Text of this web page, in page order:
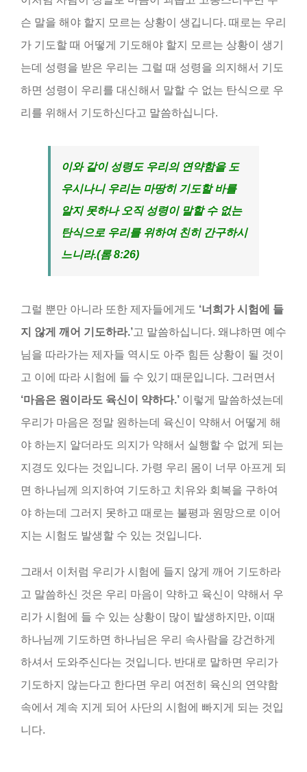
슨 말을 해야 할지 모르는 상황이 생깁니다. 때로는 우리
가 기도할 때 어떻게 기도해야 할지 모르는 상황이 생기
는데 성령을 받은 우리는 그럴 때 성령을 의지해서 기도
하면 성령이 우리를 대신해서 말할 수 없는 탄식으로 우
리를 위해서 기도하신다고 말씀하십니다.
이와 같이 성령도 우리의 연약함을 도
우시나니 우리는 마땅히 기도할 바를
알지 못하나 오직 성령이 말할 수 없는
탄식으로 우리를 위하여 친히 간구하시
느니라.(롬8:26)
그럴 뿐만 아니라 또한 제자들에게도 ‘너희가 시험에 들
지 않게 깨어 기도하라.’고 말씀하십니다. 왜냐하면 예수
님을 따라가는 제자들 역시도 아주 힘든 상황이 될 것이
고 이에 따라 시험에 들 수 있기 때문입니다. 그러면서
‘마음은 원이라도 육신이 약하다.’ 이렇게 말씀하셨는데
우리가 마음은 정말 원하는데 육신이 약해서 어떻게 해
야 하는지 알더라도 의지가 약해서 실행할 수 없게 되는
지경도 있다는 것입니다. 가령 우리 몸이 너무 아프게 되
면 하나님께 의지하여 기도하고 치유와 회복을 구하여
야 하는데 그러지 못하고 때로는 불평과 원망으로 이어
지는 시험도 발생할 수 있는 것입니다.
그래서 이처럼 우리가 시험에 들지 않게 깨어 기도하라
고 말씀하신 것은 우리 마음이 약하고 육신이 약해서 우
리가 시험에 들 수 있는 상황이 많이 발생하지만, 이때
하나님께 기도하면 하나님은 우리 속사람을 강건하게
하셔서 도와주신다는 것입니다. 반대로 말하면 우리가
기도하지 않는다고 한다면 우리 여전히 육신의 연약함
속에서 계속 지게 되어 사단의 시험에 빠지게 되는 것입
니다.